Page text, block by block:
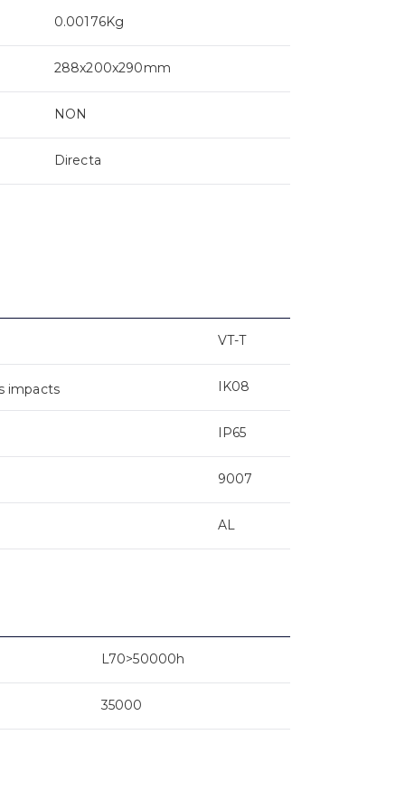
0.00176Kg
288x200x290mm
NON
Directa
VT-T
impacts IK08
IP65
9007
AL
L70>50000h
35000